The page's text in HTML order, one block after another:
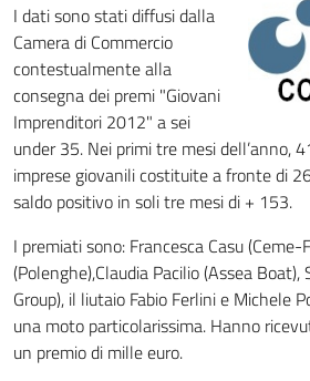
I dati sono stati diffusi dalla
Camera di Commercio
contestualmente alla
consegna dei premi "Giovani
Imprenditori 2012" a sei
under 35. Nei primi tre mesi dell’anno,
imprese giovanili costituite a fronte di
saldo positivo in soli tre mesi di + 153.
I premiati sono: Francesca Casu (Ceme-
(Polenghe),Claudia Pacilio (Assea Boat),
Group), il liutaio Fabio Ferlini e Michele
una moto particolarissima. Hanno
un premio di mille euro.